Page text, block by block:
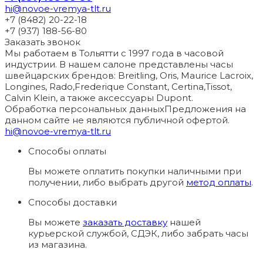
hi@novoe-vremya-tlt.ru
+7 (8482) 20-22-18
+7 (937) 188-56-80
Заказать звонок
Мы работаем в Тольятти с 1997 года в часовой
индустрии. В нашем салоне представлены часы
швейцарских брендов: Breitling, Oris, Maurice Lacroix,
Longines, Rado,Frederique Constant, Certina,Tissot,
Calvin Klein, а также аксессуары Dupont.
Обработка персональных данныхПредложения на
данном сайте не являются публичной офертой.
hi@novoe-vremya-tlt.ru
Способы оплаты
Вы можете оплатить покупки наличными при
получении, либо выбрать другой метод оплаты.
Способы доставки
Вы можете заказать доставку нашей
курьерской службой, СДЭК, либо забрать часы
из магазина.